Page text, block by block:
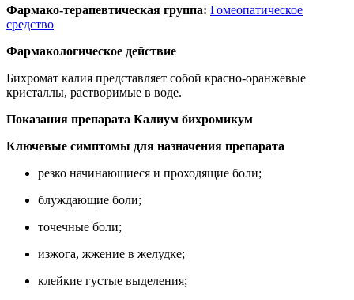
Фармако-терапевтическая группа: Гомеопатическое
средство
Фармакологическое действие
Бихромат калия представляет собой красно-оранжевые
кристаллы, растворимые в воде.
Показания препарата Калиум бихромикум
Ключевые симптомы для назначения препарата
резко начинающиеся и проходящие боли;
блуждающие боли;
точечные боли;
изжога, жжение в желудке;
клейкие густые выделения;